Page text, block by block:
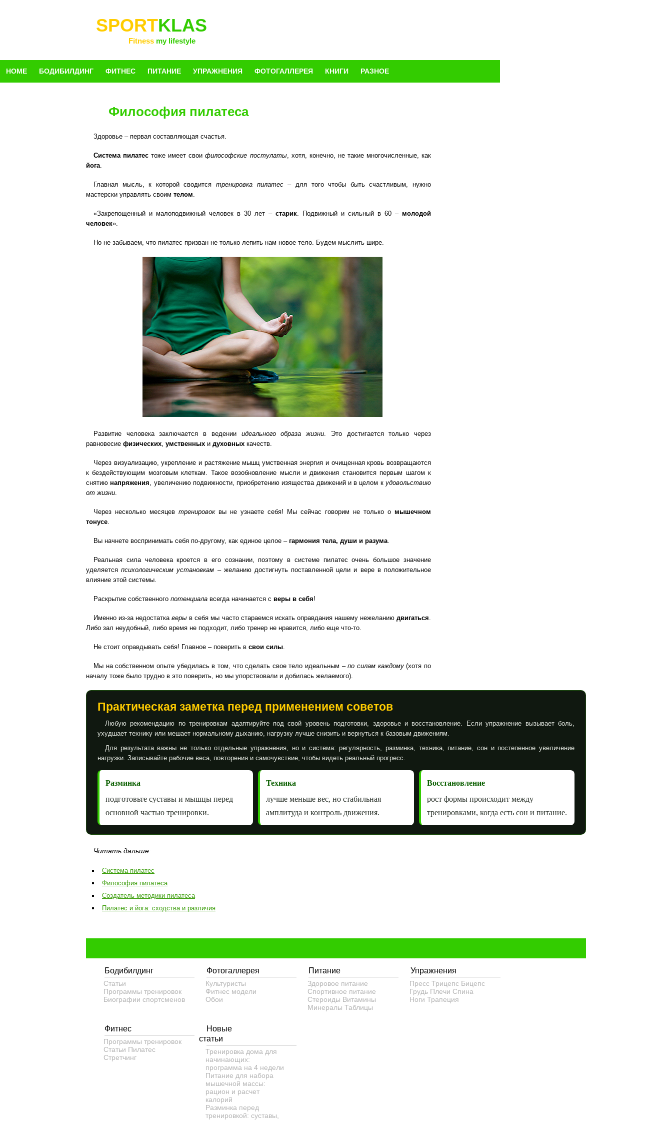
SPORTKLAS
Fitness my lifestyle
HOME БОДИБИЛДИНГ ФИТНЕС ПИТАНИЕ УПРАЖНЕНИЯ ФОТОГАЛЛЕРЕЯ КНИГИ РАЗНОЕ
Философия пилатеса
Здоровье – первая составляющая счастья.
Система пилатес тоже имеет своифилософские постулаты, хотя, конечно, не такие многочисленные, как
йога.
Главная мысль, к которой сводитсятренировка пилатес– для того чтобы быть счастливым, нужно
мастерски управлять своим телом.
«Закрепощенный и малоподвижный человек в 30 лет – старик. Подвижный и сильный в 60 – молодой
человек».
Но не забываем, что пилатес призван не только лепить нам новое тело. Будем мыслить шире.
Развитие человека заключается в ведении идеального образа жизни. Это достигается только через
равновесие физических, умственных и духовных качеств.
Через визуализацию, укрепление и растяжение мышц умственная энергия и очищенная кровь возвращаются
к бездействующим мозговым клеткам. Такое возобновление мысли и движения становится первым шагом к
снятиюнапряжения, увеличению подвижности, приобретению изящества движений и в целом кудовольствию
от жизни.
Через несколько месяцев тренировоквы не узнаете себя! Мы сейчас говорим не только о мышечном
тонусе.
Вы начнете воспринимать себя по-другому, как единое целое – гармония тела, души и разума.
Реальная сила человека кроется в его сознании, поэтому в системе пилатес очень большое значение
уделяетсяпсихологическим установкам – желанию достигнуть поставленной цели и вере в положительное
влияние этой системы.
Раскрытие собственного потенциала всегда начинается с веры в себя!
Именно из-за недостаткаверы в себя мы часто стараемся искать оправдания нашему нежеланиюдвигаться.
Либо зал неудобный, либо время не подходит, либо тренер не нравится, либо еще что-то.
Не стоит оправдывать себя! Главное – поверить в свои силы.
Мы на собственном опыте убедилась в том, что сделать свое тело идеальным –по силам каждому(хотя по
началу тоже было трудно в это поверить, но мы упорствовали и добилась желаемого).
Практическая заметка перед применением советов
Любую рекомендацию по тренировкам адаптируйте под свой уровень подготовки, здоровье и восстановление. Если упражнение вызывает боль,
ухудшает технику или мешает нормальному дыханию, нагрузку лучше снизить и вернуться к базовым движениям.
Для результата важны не только отдельные упражнения, но и система: регулярность, разминка, техника, питание, сон и постепенное увеличение
нагрузки. Записывайте рабочие веса, повторения и самочувствие, чтобы видеть реальный прогресс.
Разминка
подготовьте суставы и мышцы перед
основной частью тренировки.
Техника
лучше меньше вес, но стабильная
амплитуда и контроль движения.
Восстановление
рост формы происходит между
тренировками, когда есть сон и питание.
Читать дальше:
Система пилатес
Философия пилатеса
Создатель методики пилатеса
Пилатес и йога: сходства и различия
Бодибилдинг
Статьи
Программы тренировок
Биографии спортсменов
Фотогаллерея
Культуристы
Фитнес модели
Обои
Питание
Здоровое питание
Спортивное питание
Стероиды Витамины
Минералы Таблицы
Упражнения
Пресс Трицепс Бицепс
Грудь Плечи Спина
Ноги Трапеция
Фитнес
Программы тренировок
Статьи Пилатес
Cтретчинг
Новые
статьи
Тренировка дома для
начинающих:
программа на 4 недели
Питание для набора
мышечной массы:
рацион и расчет
калорий
Разминка перед
тренировкой: суставы,